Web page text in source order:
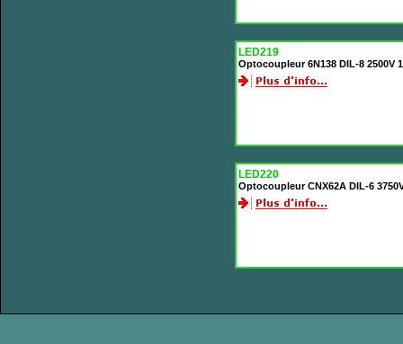
LED219
Optocoupleur 6N138 DIL-8 2500V
LED220
Optocoupleur CNX62A DIL-6